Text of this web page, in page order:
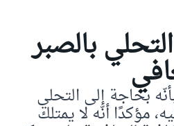
بالصبر
بحاجة إلى التحلي
مؤكدًا أنّه لا يمتلك